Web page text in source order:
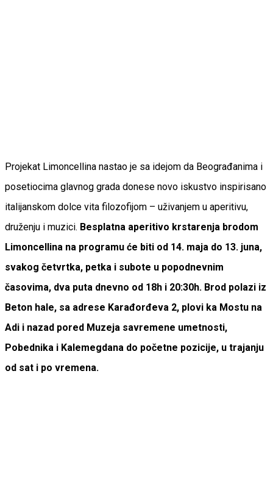
Projekat Limoncellina nastao je sa idejom da Beograđanima i
posetiocima glavnog grada donese novo iskustvo inspirisano
italijanskom dolce vita filozofijom – uživanjem u aperitivu,
druženju i muzici. Besplatna aperitivo krstarenja brodom
Limoncellina na programu će biti od 14. maja do 13. juna,
svakog četvrtka, petka i subote u popodnevnim
časovima, dva puta dnevno od 18h i 20:30h. Brod polazi iz
Beton hale, sa adrese Karađorđeva 2, plovi ka Mostu na
Adi i nazad pored Muzeja savremene umetnosti,
Pobednika i Kalemegdana do početne pozicije, u trajanju
od sat i po vremena.